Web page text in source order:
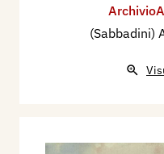
(Sabbadini)